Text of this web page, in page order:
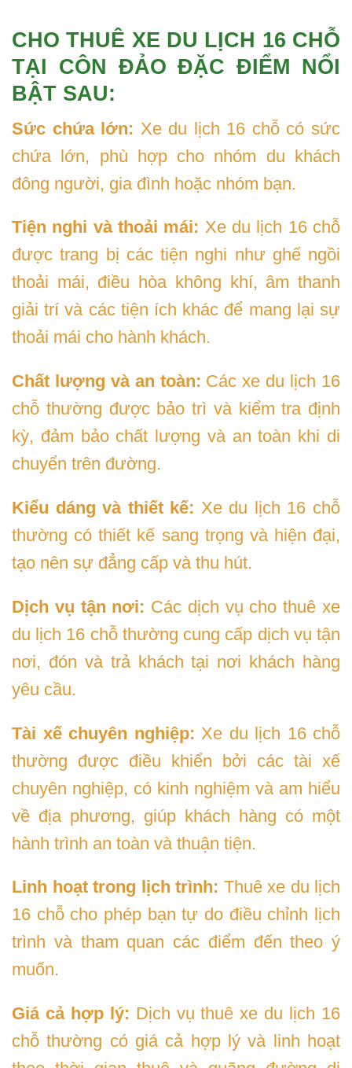
CHO THUÊ XE DU LỊCH 16 CHỖ
TẠI CÔN ĐẢO ĐẶC ĐIỂM NỔI
BẬT SAU:
Sức chứa lớn: Xe du lịch 16 chỗ có sức
chứa lớn, phù hợp cho nhóm du khách
đông người, gia đình hoặc nhóm bạn.
Tiện nghi và thoải mái: Xe du lịch 16 chỗ
được trang bị các tiện nghi như ghế ngồi
thoải mái, điều hòa không khí, âm thanh
giải trí và các tiện ích khác để mang lại sự
thoải mái cho hành khách.
Chất lượng và an toàn: Các xe du lịch 16
chỗ thường được bảo trì và kiểm tra định
kỳ, đảm bảo chất lượng và an toàn khi di
chuyển trên đường.
Kiểu dáng và thiết kế: Xe du lịch 16 chỗ
thường có thiết kế sang trọng và hiện đại,
tạo nên sự đẳng cấp và thu hút.
Dịch vụ tận nơi: Các dịch vụ cho thuê xe
du lịch 16 chỗ thường cung cấp dịch vụ tận
nơi, đón và trả khách tại nơi khách hàng
yêu cầu.
Tài xế chuyên nghiệp: Xe du lịch 16 chỗ
thường được điều khiển bởi các tài xế
chuyên nghiệp, có kinh nghiệm và am hiểu
về địa phương, giúp khách hàng có một
hành trình an toàn và thuận tiện.
Linh hoạt trong lịch trình: Thuê xe du lịch
16 chỗ cho phép bạn tự do điều chỉnh lịch
trình và tham quan các điểm đến theo ý
muốn.
Giá cả hợp lý: Dịch vụ thuê xe du lịch 16
chỗ thường có giá cả hợp lý và linh hoạt